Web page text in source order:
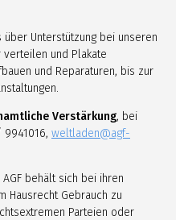
Unterstützung bei unseren
verteilen und Plakate
und Reparaturen, bis zur
Verstärkung, bei
weltladen@agf-
AGF behält sich bei ihren
Hausrecht Gebrauch zu
Parteien oder